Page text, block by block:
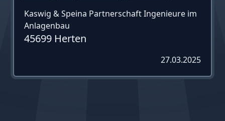
Kaswig & Speina Partnerschaft Ingenieure im
Anlagenbau
45699 Herten
27.03.2025